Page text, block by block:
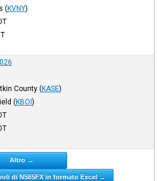
(KVNY)
County (KASE)
(KBOI)
Altro →
di N565FX in formato Excel →